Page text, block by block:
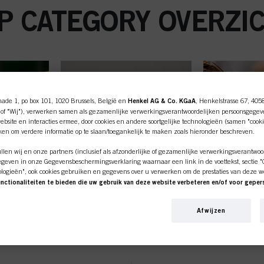
CATEGORY
shop is exclusief voor
1, po box 101, 1020 Brussels, België en Henkel AG & Co. KGaA , Henkelstrasse 67,
"Wij"), verwerken samen als gezamenlijke verwerkingsverantwoordelijken
en interacties ermee, door cookies en andere soortgelijke technologieën (samen
om verdere informatie op te slaan/toegankelijk te maken zoals hieronder beschreven.
wij en onze partners (inclusief als afzonderlijke of gezamenlijke
in onze Gegevensbeschermingsverklaring waarnaar een link in de voettekst, sectie
ook cookies gebruiken en gegevens over u verwerken om de prestaties van deze
te bieden die uw gebruik van deze website verbeteren en/of voor
u aanmaken die verrijkt kunnen worden met gegevens die van derden en andere
Afwijzen